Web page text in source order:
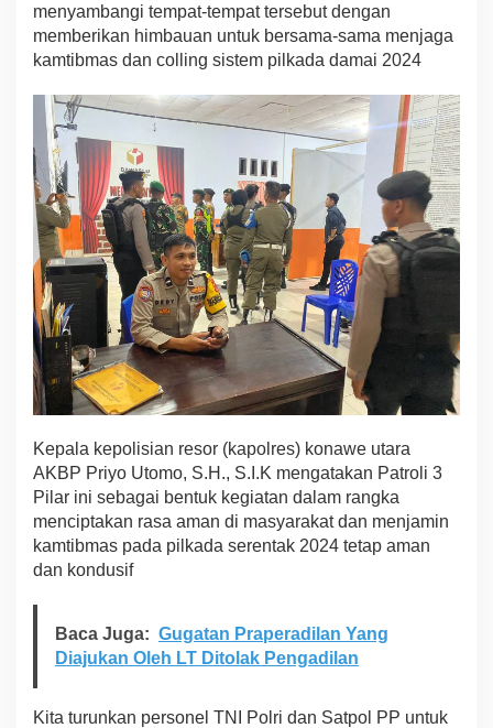
menyambangi tempat-tempat tersebut dengan
memberikan himbauan untuk bersama-sama menjaga
kamtibmas dan colling sistem pilkada damai 2024
Kepala kepolisian resor (kapolres) konawe utara
AKBP Priyo Utomo, S.H., S.I.K mengatakan Patroli 3
Pilar ini sebagai bentuk kegiatan dalam rangka
menciptakan rasa aman di masyarakat dan menjamin
kamtibmas pada pilkada serentak 2024 tetap aman
dan kondusif
Baca Juga: Gugatan Praperadilan Yang
Diajukan Oleh LT Ditolak Pengadilan
Kita turunkan personel TNI Polri dan Satpol PP untuk